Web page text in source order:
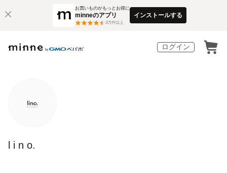
お買いものがもっとお得に
minneのアプリ
3万件以上
インストールする
ログイン
l i n o.